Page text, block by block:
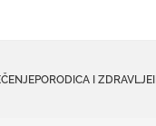
PORODICA I ZDRAVLJE